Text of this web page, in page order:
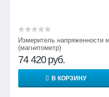
Измеритель напряженности
(магнитометр)
74 420 руб.
В КОРЗИНУ